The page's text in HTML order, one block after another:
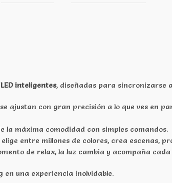
inteligentes, diseñadas para sincronizarse
ajustan con gran precisión a lo que ves en
la máxima comodidad con simples comandos.
elige entre millones de colores, crea escenas,
de relax, la luz cambia y acompaña
una experiencia inolvidable.